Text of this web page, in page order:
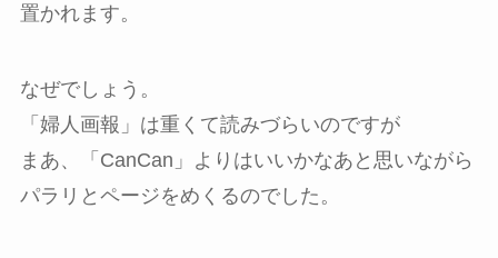
置かれます。
なぜでしょう。
「婦人画報」は重くて読みづらいのですが
まあ、「CanCan」よりはいいかなあと思いながら
パラリとページをめくるのでした。